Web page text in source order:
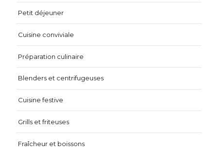
Petit déjeuner
Cuisine conviviale
Préparation culinaire
Blenders et centrifugeuses
Cuisine festive
Grills et friteuses
Fraîcheur et boissons